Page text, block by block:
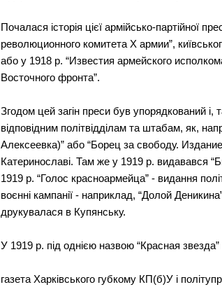
Почалася історія цієї армійсько-партійної
революционного комитета Х армии”,
або у 1918 р. “Известия армейского
Восточного фронта”.
Згодом цей загін преси був упорядкований
відповідним політвідділам та штабам, як,
Алексеевка)” або “Борец за свободу.
Катеринославі. Там же у 1919 р. видавався
1919 р. “Голос красноармейца” - видання
воєнні кампанії - наприклад, “Долой
друкувалася в Купянську.
У 1919 р. під однією назвою “Красная
газета Харківського губкому КП(б)У і